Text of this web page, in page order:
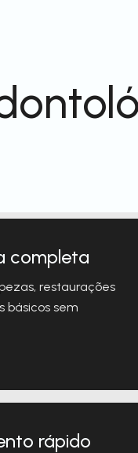
completa
restaurações
básicos sem
rápido